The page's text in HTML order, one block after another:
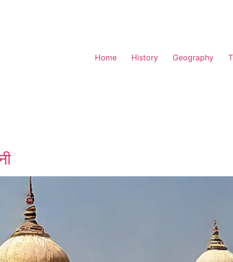
Home History Geography